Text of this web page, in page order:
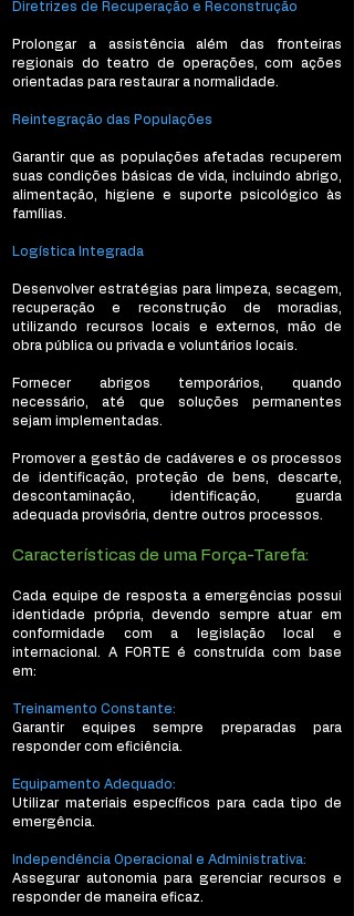
Diretrizes de Recuperação e Reconstrução
Prolongar a assistência além das fronteiras
regionais do teatro de operações, com ações
orientadas para restaurar a normalidade.
Reintegração das Populações
Garantir que as populações afetadas recuperem
suas condições básicas de vida, incluindo abrigo,
alimentação, higiene e suporte psicológico às
famílias.
Logística Integrada
Desenvolver estratégias para limpeza, secagem,
recuperação e reconstrução de moradias,
utilizando recursos locais e externos, mão de
obra pública ou privada e voluntários locais.
Fornecer abrigos temporários, quando
necessário, até que soluções permanentes
sejam implementadas.
Promover a gestão de cadáveres e os processos
de identificação, proteção de bens, descarte,
descontaminação, identificação, guarda
adequada provisória, dentre outros processos.
Características de uma Força-Tarefa:
Cada equipe de resposta a emergências possui
identidade própria, devendo sempre atuar em
conformidade com a legislação local e
internacional. A FORTE é construída com base
em:
Treinamento Constante:
Garantir equipes sempre preparadas para
responder com eficiência.
Equipamento Adequado:
Utilizar materiais específicos para cada tipo de
emergência.
Independência Operacional e Administrativa:
Assegurar autonomia para gerenciar recursos e
responder de maneira eficaz.